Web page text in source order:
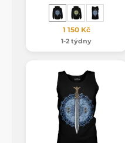
1 150 Kč
1-2 týdny